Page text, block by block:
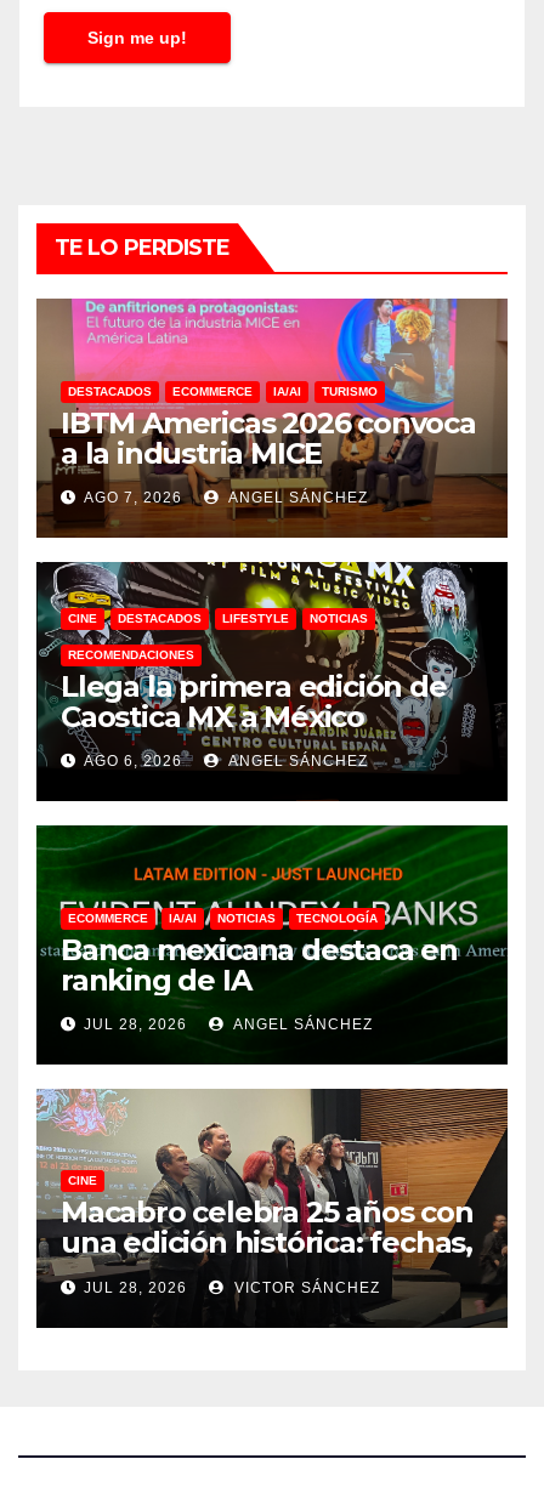
l
Sign me up!
TE LO PERDISTE
DESTACADOS ECOMMERCE IA/AI TURISMO
IBTM Americas 2026 convoca
a la industria MICE
AGO 7, 2026 ANGEL SÁNCHEZ
CINE DESTACADOS LIFESTYLE NOTICIAS
RECOMENDACIONES
Llega la primera edición de
Caostica MX a México
AGO 6, 2026 ANGEL SÁNCHEZ
ECOMMERCE IA/AI NOTICIAS TECNOLOGÍA
Banca mexicana destaca en
ranking de IA
JUL 28, 2026 ANGEL SÁNCHEZ
CINE
Macabro celebra 25 años con
una edición histórica: fechas,
sedes, invitados y todo lo que
debes saber
JUL 28, 2026 VICTOR SÁNCHEZ